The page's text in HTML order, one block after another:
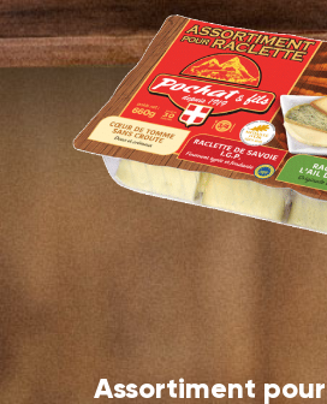
Assortiment